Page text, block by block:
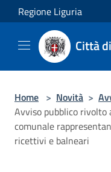
Salta al contenuto principale
Regione Liguria
Città
Home > Novità >
Avviso pubblico
comunale
ricettivi e balneari